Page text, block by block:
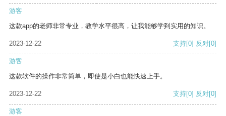
游客
这款app的老师非常专业，教学水平很高，让我能够学到实用的知识。
2023-12-22 支持[0] 反对[0]
游客
这款软件的操作非常简单，即使是小白也能快速上手。
2023-12-22 支持[0] 反对[0]
游客